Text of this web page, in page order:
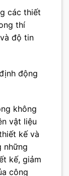
các thiết
thí
độ tin
động
không
vật liệu
kế và
những
kế, giảm
công